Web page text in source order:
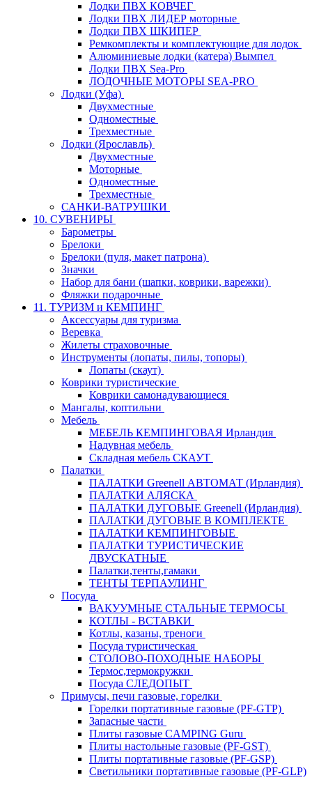
Лодки ПВХ КОВЧЕГ
Лодки ПВХ ЛИДЕР моторные
Лодки ПВХ ШКИПЕР
Ремкомплекты и комплектующие для лодок
Алюминиевые лодки (катера) Вымпел
Лодки ПВХ Sea-Pro
ЛОДОЧНЫЕ МОТОРЫ SEA-PRO
Лодки (Уфа)
Двухместные
Одноместные
Трехместные
Лодки (Ярославль)
Двухместные
Моторные
Одноместные
Трехместные
САНКИ-ВАТРУШКИ
10. СУВЕНИРЫ
Барометры
Брелоки
Брелоки (пуля, макет патрона)
Значки
Набор для бани (шапки, коврики, варежки)
Фляжки подарочные
11. ТУРИЗМ и КЕМПИНГ
Аксессуары для туризма
Веревка
Жилеты страховочные
Инструменты (лопаты, пилы, топоры)
Лопаты (скаут)
Коврики туристические
Коврики самонадувающиеся
Мангалы, коптильни
Мебель
МЕБЕЛЬ КЕМПИНГОВАЯ Ирландия
Надувная мебель
Складная мебель СКАУТ
Палатки
ПАЛАТКИ Greenell АВТОМАТ (Ирландия)
ПАЛАТКИ АЛЯСКА
ПАЛАТКИ ДУГОВЫЕ Greenell (Ирландия)
ПАЛАТКИ ДУГОВЫЕ В КОМПЛЕКТЕ
ПАЛАТКИ КЕМПИНГОВЫЕ
ПАЛАТКИ ТУРИСТИЧЕСКИЕ
ДВУСКАТНЫЕ
Палатки,тенты,гамаки
ТЕНТЫ ТЕРПАУЛИНГ
Посуда
ВАКУУМНЫЕ СТАЛЬНЫЕ ТЕРМОСЫ
КОТЛЫ - ВСТАВКИ
Котлы, казаны, треноги
Посуда туристическая
СТОЛОВО-ПОХОДНЫЕ НАБОРЫ
Термос,термокружки
Посуда СЛЕДОПЫТ
Примусы, печи газовые, горелки
Горелки портативные газовые (PF-GTP)
Запасные части
Плиты газовые CAMPING Guru
Плиты настольные газовые (PF-GST)
Плиты портативные газовые (PF-GSP)
Светильники портативные газовые (PF-GLP)